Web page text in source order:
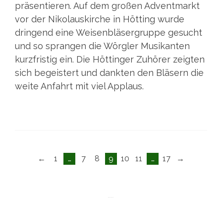
präsentieren. Auf dem großen Adventmarkt
vor der Nikolauskirche in Hötting wurde
dringend eine Weisenbläsergruppe gesucht
und so sprangen die Wörgler Musikanten
kurzfristig ein. Die Höttinger Zuhörer zeigten
sich begeistert und dankten den Bläsern die
weite Anfahrt mit viel Applaus.
Posts
← 1 … 7 8 9 10 11 … 17 →